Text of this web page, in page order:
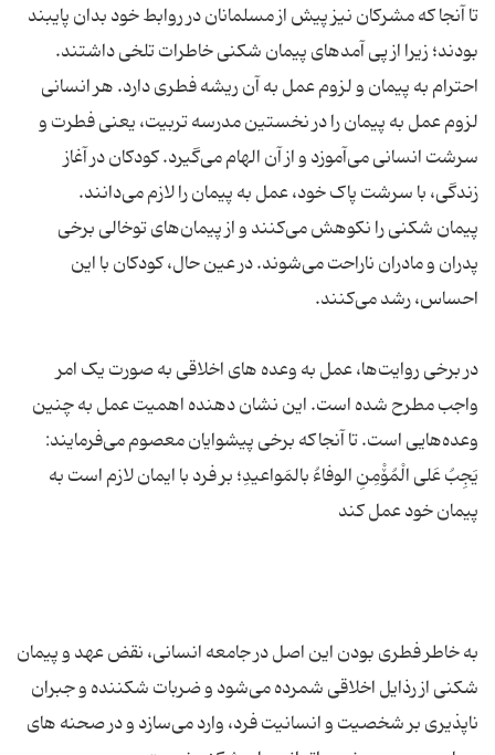
تا آنجا که مشرکان نیز پیش از مسلمانان در روابط خود بدان پایبند
احترام به پیمان و لزوم عمل به آن ریشه فطری دارد. هر انسانی
لزوم عمل به پیمان را در نخستین مدرسه تربیت، یعنی فطرت و
سرشت انسانی می‌آموزد و از آن الهام می‌گیرد. کودکان در آغاز
پیمان شکنی را نکوهش می‌کنند و از پیمان‌های توخالی برخی
پدران و مادران ناراحت می‌شوند. در عین حال، کودکان با این
در برخی روایت‌ها، عمل به وعده های اخلاقی به صورت یک امر
واجب مطرح شده است. این نشان دهنده اهمیت عمل به چنین
وعده‌هایی است. تا آنجاکه برخی پیشوایان معصوم می‌فرمایند:
یَجِبُ عَلی الْمُۆْمِنِ الوفاءُ بالمَواعیدِ؛ بر فرد با ایمان لازم است به
به خاطر فطری بودن این اصل در جامعه انسانی، نقض عهد و پیمان
شکنی از رذایل اخلاقی شمرده می‌شود و ضربات شکننده و جبران
ناپذیری بر شخصیت و انسانیت فرد، وارد می‌سازد و در صحنه های